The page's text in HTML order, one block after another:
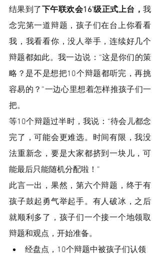
结果到了 下午联欢会16’级正式上台， 我
念完第一道辩题，孩子们在台上你看看
我，我看看你，没人举手，连续好几个
辩题都如此。我一边说：“这是你们的策
略？是不是想把10个辩题都听完，再挑
容易的？”一边心里想着怎样推孩子们一
把。
等10个辩题过半时，我说：“待会儿都念
完了，可能会更难选。时间有限，我没
法重新念，要是大家都挤到一块儿，可
能最后只能随机分配啦！”
此言一出，果然，第六个辩题，终于有
孩子鼓起勇气举起手。有人破冰，之后
就顺利多了，孩子们一个接一个地领取
辩题和观点，开始准备。
经盘点，10个辩题中被孩子们认领